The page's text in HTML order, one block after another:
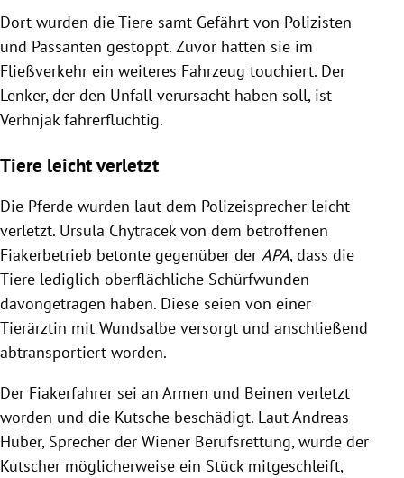
Dort wurden die Tiere samt Gefährt von Polizisten
und Passanten gestoppt. Zuvor hatten sie im
Fließverkehr ein weiteres Fahrzeug touchiert. Der
Lenker, der den Unfall verursacht haben soll, ist
Verhnjak fahrerflüchtig.
Tiere leicht verletzt
Die Pferde wurden laut dem Polizeisprecher leicht
verletzt. Ursula Chytracek von dem betroffenen
Fiakerbetrieb betonte gegenüber der APA, dass die
Tiere lediglich oberflächliche Schürfwunden
davongetragen haben. Diese seien von einer
Tierärztin mit Wundsalbe versorgt und anschließend
abtransportiert worden.
Der Fiakerfahrer sei an Armen und Beinen verletzt
worden und die Kutsche beschädigt. Laut Andreas
Huber, Sprecher der Wiener Berufsrettung, wurde der
Kutscher möglicherweise ein Stück mitgeschleift,